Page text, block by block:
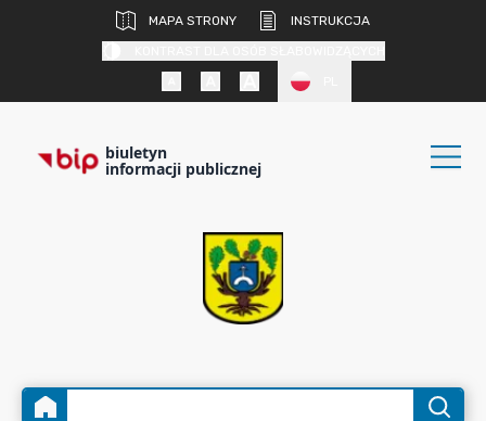
MAPA STRONY
INSTRUKCJA
biuletyn
informacji publicznej